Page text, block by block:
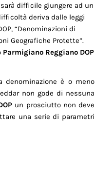
difficile giungere ad un
deriva dalle leggi
“Denominazioni di
Geografiche Protette”.
Parmigiano Reggiano DOP
denominazione è o meno
non gode di nessuna
un prosciutto non deve
una serie di parametri